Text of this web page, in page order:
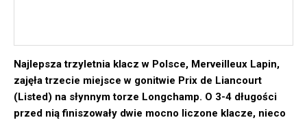
Najlepsza trzyletnia klacz w Polsce, Merveilleux Lapin,
zajęła trzecie miejsce w gonitwie Prix de Liancourt
(Listed) na słynnym torze Longchamp. O 3-4 długości
przed nią finiszowały dwie mocno liczone klacze, nieco